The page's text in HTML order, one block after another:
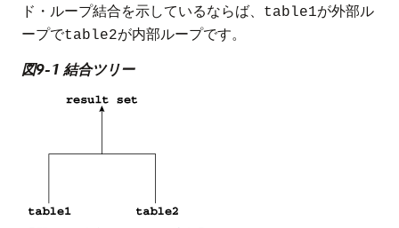
ド・ループ結合を示しているならば、
table1が外部ル
ープでtable2が内部ループです。
図9-1 結合ツリー